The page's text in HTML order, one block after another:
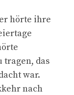
hörte ihre
tragen, das
war.
nach